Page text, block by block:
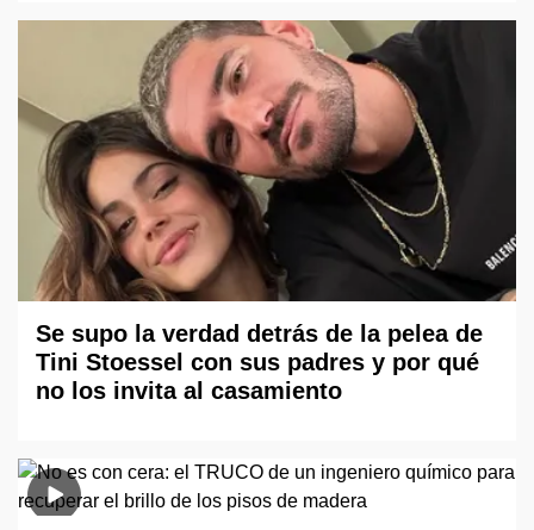
Se supo la verdad detrás de la pelea de
Tini Stoessel con sus padres y por qué
no los invita al casamiento